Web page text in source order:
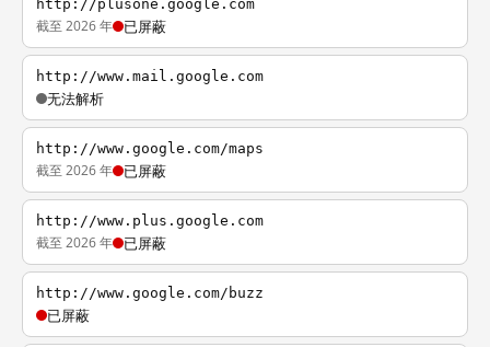
http://plusone.google.com
截至 2026 年 已屏蔽
http://www.mail.google.com
无法解析
http://www.google.com/maps
截至 2026 年 已屏蔽
http://www.plus.google.com
截至 2026 年 已屏蔽
http://www.google.com/buzz
已屏蔽